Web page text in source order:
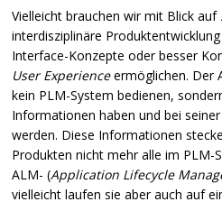
Vielleicht brauchen wir mit Blick auf
interdisziplinäre
Interface-Konzepte oder besser
User Experienceermöglichen. Der
kein PLM-System bedienen,
Informationen haben und bei
werden. Diese Informationen
Produkten nicht mehr alle im PLM-
ALM- (Application Lifecycle
vielleicht laufen sie aber auch auf